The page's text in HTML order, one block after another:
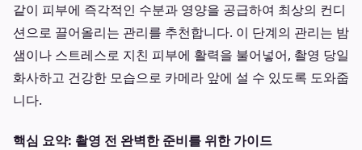
같이 피부에 즉각적인 수분과 영양을 공급하여 최상의 컨디
션으로 끌어올리는 관리를 추천합니다. 이 단계의 관리는 밤
샘이나 스트레스로 지친 피부에 활력을 불어넣어, 촬영 당일
화사하고 건강한 모습으로 카메라 앞에 설 수 있도록 도와줍
니다.
핵심 요약: 촬영 전 완벽한 준비를 위한 가이드